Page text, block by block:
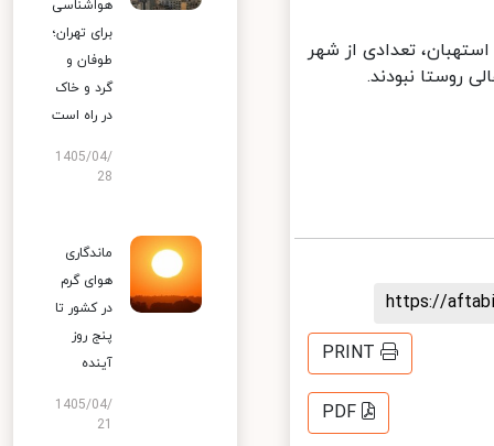
تعدادی از شهر
روستا نبودند.
https://
PRINT
PDF
هواشناسی
برای تهران؛
طوفان و
گرد و خاک
در راه است
1405/04/
28
ماندگاری
هوای گرم
در کشور تا
پنج روز
آینده
1405/04/